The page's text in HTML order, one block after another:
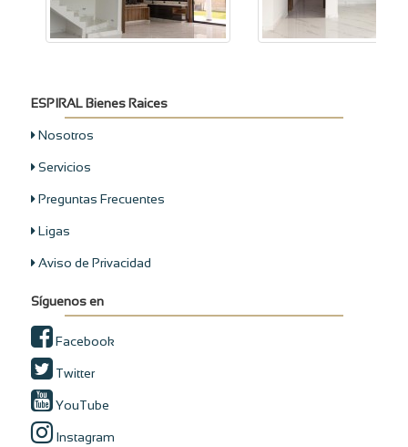
ESPIRAL Bienes Raices
Nosotros
Servicios
Preguntas Frecuentes
Ligas
Aviso de Privacidad
Síguenos en
Facebook
Twitter
YouTube
Instagram